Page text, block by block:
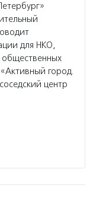
для НКО,
город.
центр